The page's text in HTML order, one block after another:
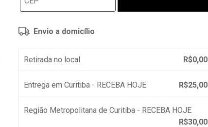
Envio a domicílio
Retirada no local R$0,00
Entrega em Curitiba - RECEBA HOJE R$25,00
Região Metropolitana de Curitiba - RECEBA HOJE
R$30,00